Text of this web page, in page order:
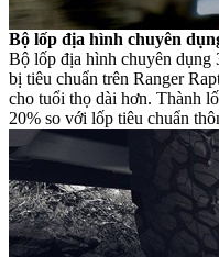
Bộ lốp địa hình chuyên
Bộ lốp địa hình chuyên
bị tiêu chuẩn trên Ranger
cho tuổi thọ dài hơn. Thành
20% so với lốp tiêu chuẩn